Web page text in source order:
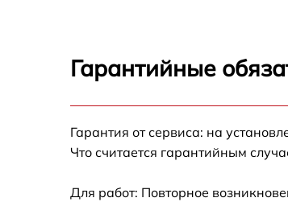
Замена термодатчика FRANKE
XS
Гарантийные
Гарантия от сервиса: на
Что считается гарантийным
Для работ: Повторное